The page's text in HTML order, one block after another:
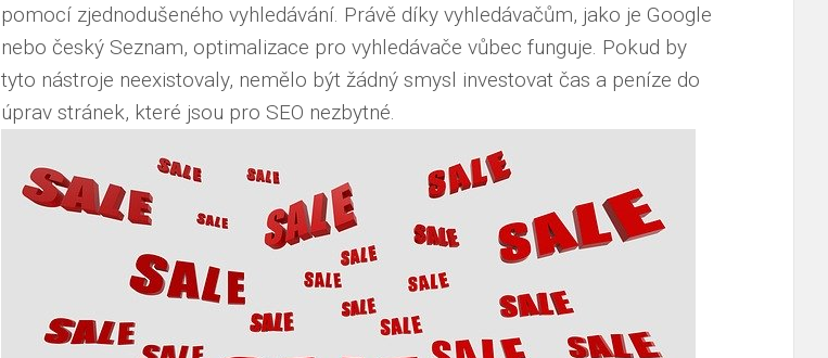
pomocí zjednodušeného vyhledávání. Právě díky vyhledávačům, jako je Google
nebo český Seznam, optimalizace pro vyhledávače vůbec funguje. Pokud by
tyto nástroje neexistovaly, nemělo být žádný smysl investovat čas a peníze do
úprav stránek, které jsou pro SEO nezbytné.